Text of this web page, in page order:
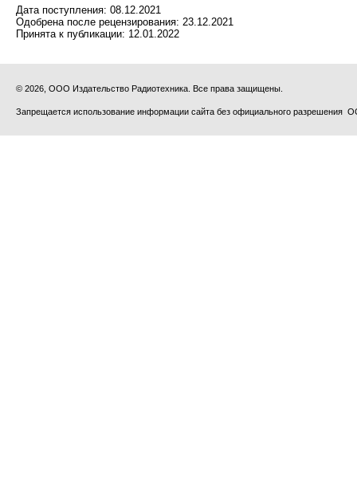
Дата поступления: 08.12.2021
Одобрена после рецензирования: 23.12.2021
Принята к публикации: 12.01.2022
© 2026, ООО Издательство Радиотехника. Все права защищены.
Запрещается использование информации сайта без официального разрешения